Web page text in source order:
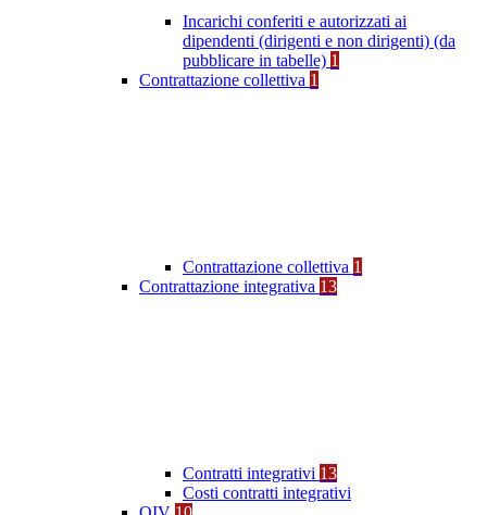
Incarichi conferiti e autorizzati ai
dipendenti (dirigenti e non dirigenti) (da
pubblicare in tabelle) 1
Contrattazione collettiva 1
Contrattazione collettiva 1
Contrattazione integrativa 13
Contratti integrativi 13
Costi contratti integrativi